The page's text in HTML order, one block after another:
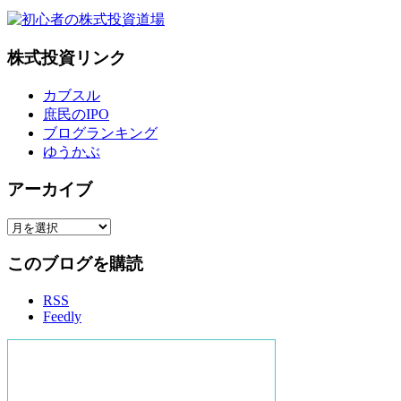
株式投資リンク
カブスル
庶民のIPO
ブログランキング
ゆうかぶ
アーカイブ
ア
カ
このブログを購読
RSS
Feedly